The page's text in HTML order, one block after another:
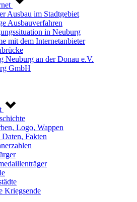
Ausbau im Stadtgebiet
Ausbauverfahren
in Neuburg
mit dem Internetanbieter
Neuburg an der Donau e.V.
GmbH
Logo, Wappen
Daten, Fakten
Kriegsende